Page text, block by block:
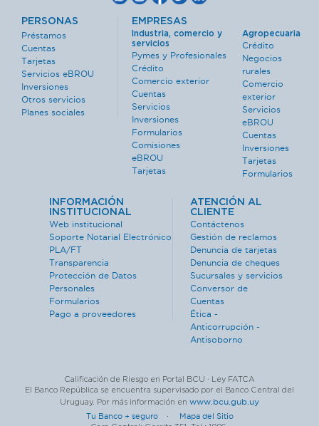
PERSONAS
Préstamos
Cuentas
Tarjetas
Servicios eBROU
Inversiones
Otros servicios
Planes sociales
EMPRESAS
Industria, comercio y
servicios
Pymes y Profesionales
Crédito
Comercio exterior
Cuentas
Servicios
Inversiones
Formularios
Comisiones
eBROU
Tarjetas
Agropecuaria
Crédito
Negocios
rurales
Comercio
exterior
Servicios
eBROU
Cuentas
Inversiones
Tarjetas
Formularios
INFORMACIÓN
INSTITUCIONAL
Web institucional
Soporte Notarial Electrónico
PLA/FT
Transparencia
Protección de Datos
Personales
Formularios
Pago a proveedores
ATENCIÓN AL
CLIENTE
Contáctenos
Gestión de reclamos
Denuncia de tarjetas
Denuncia de cheques
Sucursales y servicios
Conversor de
Cuentas
Ética -
Anticorrupción -
Antisoborno
Calificación de Riesgo en Portal BCU · Ley FATCA
El Banco República se encuentra supervisado por el Banco Central del
Uruguay. Por más información en www.bcu.gub.uy
Tu Banco + seguro · Mapa del Sitio